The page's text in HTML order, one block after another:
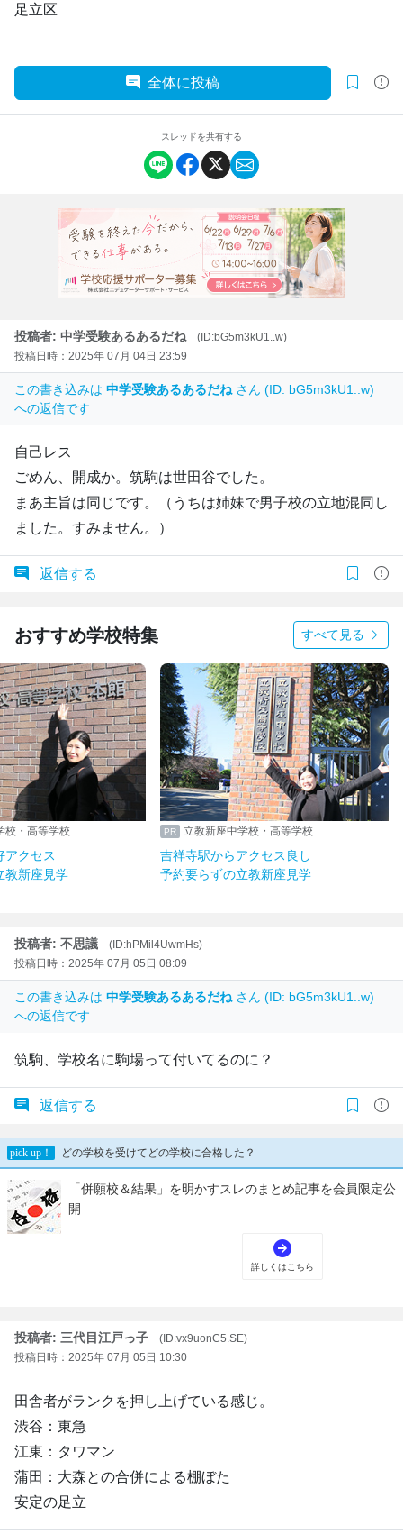
足立区
全体に投稿
スレッドを共有する
投稿者: 中学受験あるあるだね
(ID:bG5m3kU1..w)
投稿日時：2025年 07月 04日 23:59
この書き込みは 中学受験あるあるだね さん (ID: bG5m3kU1..w)
への返信です
自己レス
ごめん、開成か。筑駒は世田谷でした。
まあ主旨は同じです。（うちは姉妹で男子校の立地混同し
ました。すみません。）
返信する
おすすめ学校特集 すべて見る
校・高等学校
アクセス
教新座見学
立教新座中学校・高等学校
吉祥寺駅からアクセス良し
予約要らずの立教新座見学
投稿者: 不思議
(ID:hPMil4UwmHs)
投稿日時：2025年 07月 05日 08:09
この書き込みは 中学受験あるあるだね さん (ID: bG5m3kU1..w)
への返信です
筑駒、学校名に駒場って付いてるのに？
返信する
投稿者: 三代目江戸っ子
(ID:vx9uonC5.SE)
投稿日時：2025年 07月 05日 10:30
田舎者がランクを押し上げている感じ。
渋谷：東急
江東：タワマン
蒲田：大森との合併による棚ぼた
安定の足立